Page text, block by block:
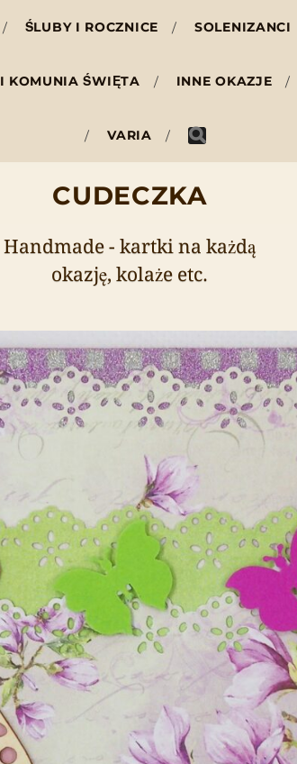
ŚLUBY I ROCZNICE SOLENIZANCI
I KOMUNIA ŚWIĘTA INNE OKAZJE
VARIA
CUDECZKA
Handmade - kartki na każdą
okazję, kolaże etc.